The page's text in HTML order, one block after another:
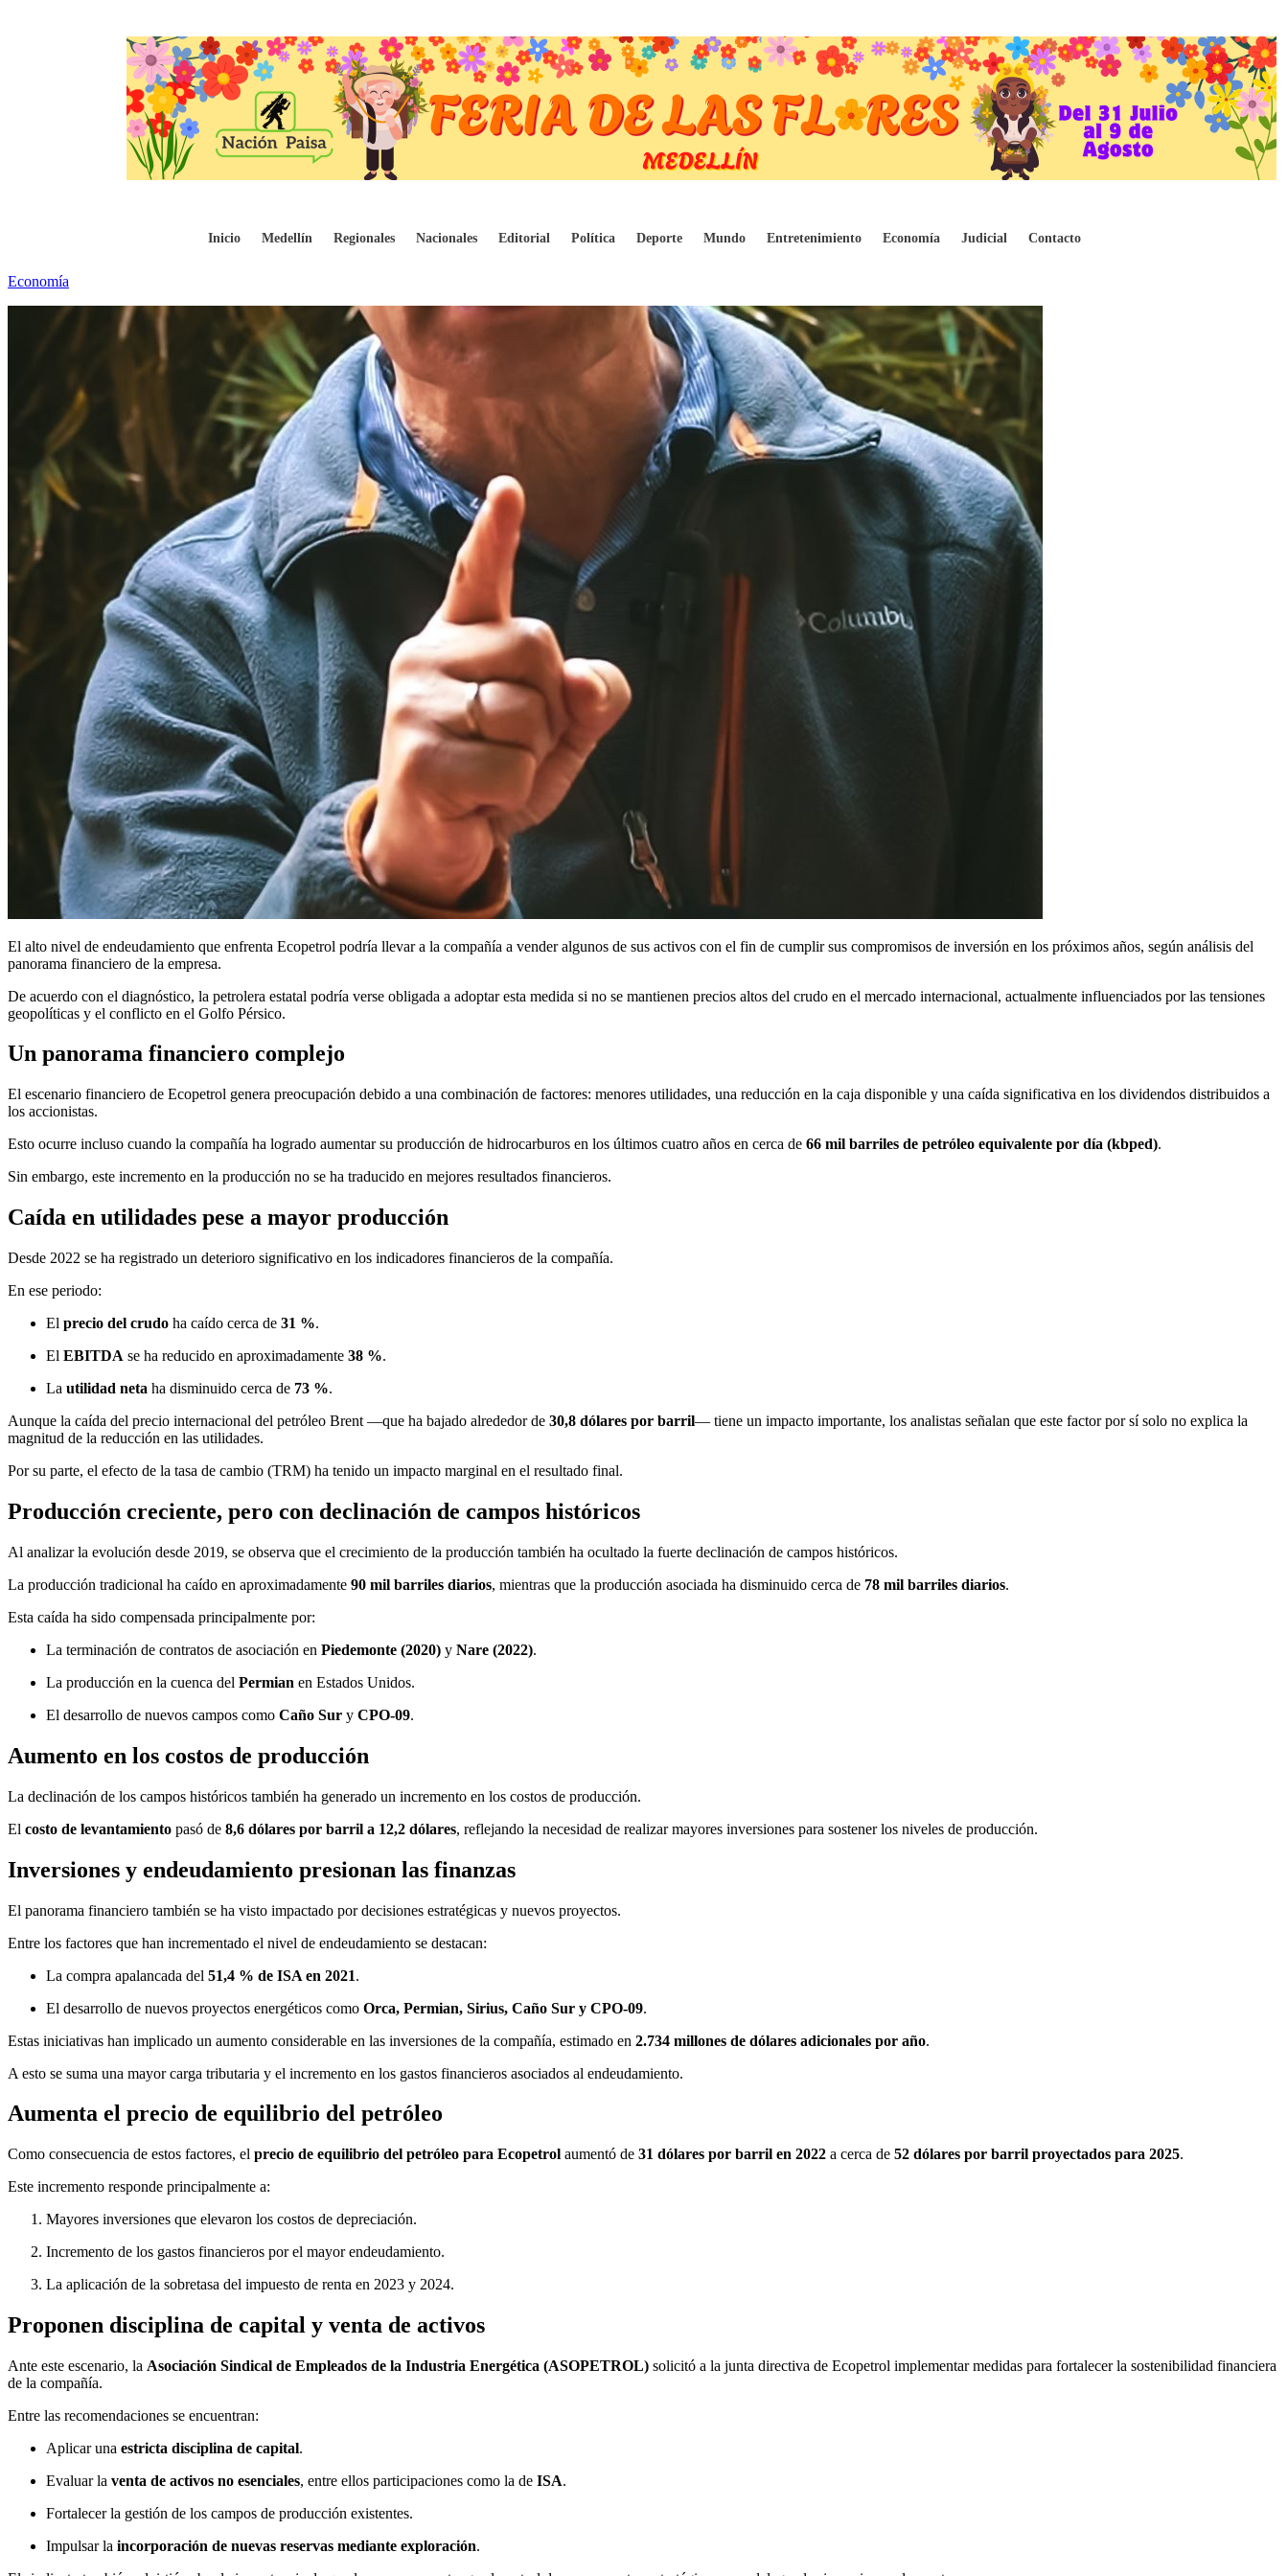
Inicio Medellín Regionales Nacionales Editorial Política Deporte Mundo Entretenimiento Economía Judicial Contacto
Ecopetrol podría vender activos para enfrentar su creciente nivel de endeudamiento
Economía
El alto nivel de endeudamiento que enfrenta Ecopetrol podría llevar a la compañía a vender algunos de sus activos con el fin de cumplir sus compromisos de inversión en los próximos años, según análisis del
panorama financiero de la empresa.
De acuerdo con el diagnóstico, la petrolera estatal podría verse obligada a adoptar esta medida si no se mantienen precios altos del crudo en el mercado internacional, actualmente influenciados por las tensiones
geopolíticas y el conflicto en el Golfo Pérsico.
Un panorama financiero complejo
El escenario financiero de Ecopetrol genera preocupación debido a una combinación de factores: menores utilidades, una reducción en la caja disponible y una caída significativa en los dividendos distribuidos a
los accionistas.
Esto ocurre incluso cuando la compañía ha logrado aumentar su producción de hidrocarburos en los últimos cuatro años en cerca de 66 mil barriles de petróleo equivalente por día (kbped).
Sin embargo, este incremento en la producción no se ha traducido en mejores resultados financieros.
Caída en utilidades pese a mayor producción
Desde 2022 se ha registrado un deterioro significativo en los indicadores financieros de la compañía.
En ese periodo:
El precio del crudo ha caído cerca de 31 %.
El EBITDA se ha reducido en aproximadamente 38 %.
La utilidad neta ha disminuido cerca de 73 %.
Aunque la caída del precio internacional del petróleo Brent —que ha bajado alrededor de 30,8 dólares por barril— tiene un impacto importante, los analistas señalan que este factor por sí solo no explica la
magnitud de la reducción en las utilidades.
Por su parte, el efecto de la tasa de cambio (TRM) ha tenido un impacto marginal en el resultado final.
Producción creciente, pero con declinación de campos históricos
Al analizar la evolución desde 2019, se observa que el crecimiento de la producción también ha ocultado la fuerte declinación de campos históricos.
La producción tradicional ha caído en aproximadamente 90 mil barriles diarios, mientras que la producción asociada ha disminuido cerca de 78 mil barriles diarios.
Esta caída ha sido compensada principalmente por:
La terminación de contratos de asociación en Piedemonte (2020) y Nare (2022).
La producción en la cuenca del Permian en Estados Unidos.
El desarrollo de nuevos campos como Caño Sur y CPO-09.
Aumento en los costos de producción
La declinación de los campos históricos también ha generado un incremento en los costos de producción.
El costo de levantamiento pasó de 8,6 dólares por barril a 12,2 dólares, reflejando la necesidad de realizar mayores inversiones para sostener los niveles de producción.
Inversiones y endeudamiento presionan las finanzas
El panorama financiero también se ha visto impactado por decisiones estratégicas y nuevos proyectos.
Entre los factores que han incrementado el nivel de endeudamiento se destacan:
La compra apalancada del 51,4 % de ISA en 2021.
El desarrollo de nuevos proyectos energéticos como Orca, Permian, Sirius, Caño Sur y CPO-09.
Estas iniciativas han implicado un aumento considerable en las inversiones de la compañía, estimado en 2.734 millones de dólares adicionales por año.
A esto se suma una mayor carga tributaria y el incremento en los gastos financieros asociados al endeudamiento.
Aumenta el precio de equilibrio del petróleo
Como consecuencia de estos factores, el precio de equilibrio del petróleo para Ecopetrol aumentó de 31 dólares por barril en 2022 a cerca de 52 dólares por barril proyectados para 2025.
Este incremento responde principalmente a:
Mayores inversiones que elevaron los costos de depreciación.
Incremento de los gastos financieros por el mayor endeudamiento.
La aplicación de la sobretasa del impuesto de renta en 2023 y 2024.
Proponen disciplina de capital y venta de activos
Ante este escenario, la Asociación Sindical de Empleados de la Industria Energética (ASOPETROL) solicitó a la junta directiva de Ecopetrol implementar medidas para fortalecer la sostenibilidad financiera
de la compañía.
Entre las recomendaciones se encuentran:
Aplicar una estricta disciplina de capital.
Evaluar la venta de activos no esenciales, entre ellos participaciones como la de ISA.
Fortalecer la gestión de los campos de producción existentes.
Impulsar la incorporación de nuevas reservas mediante exploración.